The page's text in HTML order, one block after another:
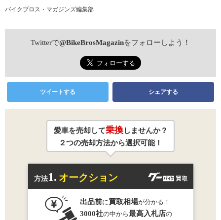
バイクブロス・マガジンズ編集部
Twitterで@BikeBrosMagazinをフォローしよう！
ツイートする シェアする
愛車を売却して乗換しませんか？
２つの売却方法から選択可能！
方法1. オークション
出品前に買取相場が分かる！
3000社の中から最高入札店の